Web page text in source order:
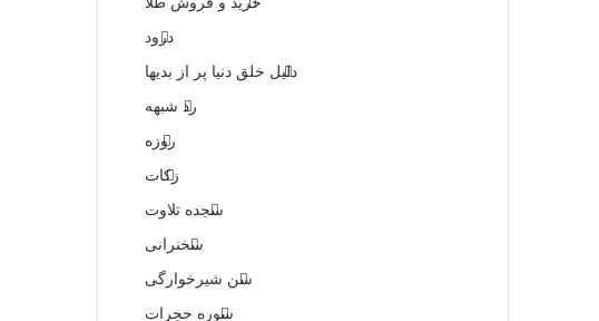
درود
دلیل خلق دنیا پر از بدیها
رد شبهه
روزه
زکات
سجده تلاوت
سخنرانی
سن شیرخوارگی
سوره حجرات